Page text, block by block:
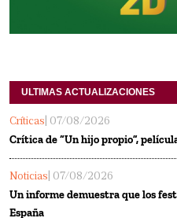
ULTIMAS ACTUALIZACIONES
Críticas | 07/08/2026
Crítica de “Un hijo propio”,
Noticias | 07/08/2026
Un informe demuestra que los
España